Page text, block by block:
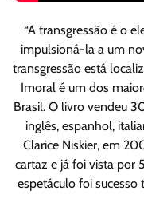
“A transgressão é o
impulsioná-la a um
transgressão está
Imoral é um dos
Brasil. O livro vendeu
inglês, espanhol,
Clarice Niskier, em
cartaz e já foi vista por
espetáculo foi sucesso